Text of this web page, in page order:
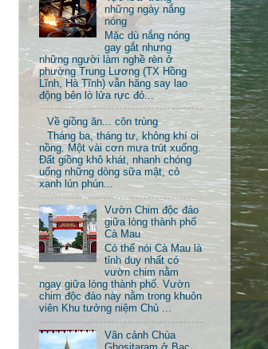
những ngày nắng
nóng
Mặc dù nắng nóng
gay gắt nhưng
những người làm nghề rèn ở
phường Trung Lương (TX Hồng
Lĩnh, Hà Tĩnh) vẫn hăng say lao
động bên lò lửa rực đỏ...
Về giồng ăn... côn trùng
Tháng ba, tháng tư, không khí oi
nồng. Một vài cơn mưa trút xuống.
Đất giồng khô khát, nhanh chóng
uống những dòng sữa mật, cỏ
xanh lún phún...
Vườn Chim độc đáo
giữa lòng thành phố
Cà Mau
Có thể nói Cà Mau là
tỉnh duy nhất có
vườn chim nằm
ngay giữa lòng thành phố. Vườn
chim độc đáo này nằm trong khuôn
viên Khu tưởng niệm Chủ ...
Vãn cảnh Chùa